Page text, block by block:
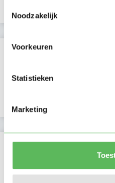
Noodzakelijk
Voorkeuren
Statistieken
Marketing
Verificaties
E-mailadres is geverifieerd
Locatie oppasadres